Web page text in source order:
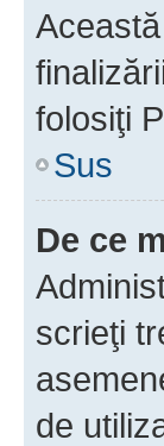
folosiţi
Sus
De ce
scrieţi
de